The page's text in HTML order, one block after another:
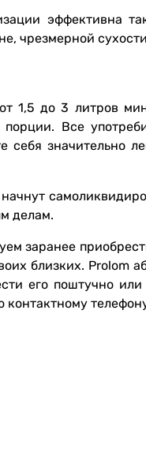
эффективна
чрезмерной
1,5 до 3 литров
Все
себя значительно
делам.
заранее
близких. Prolom
его поштучно